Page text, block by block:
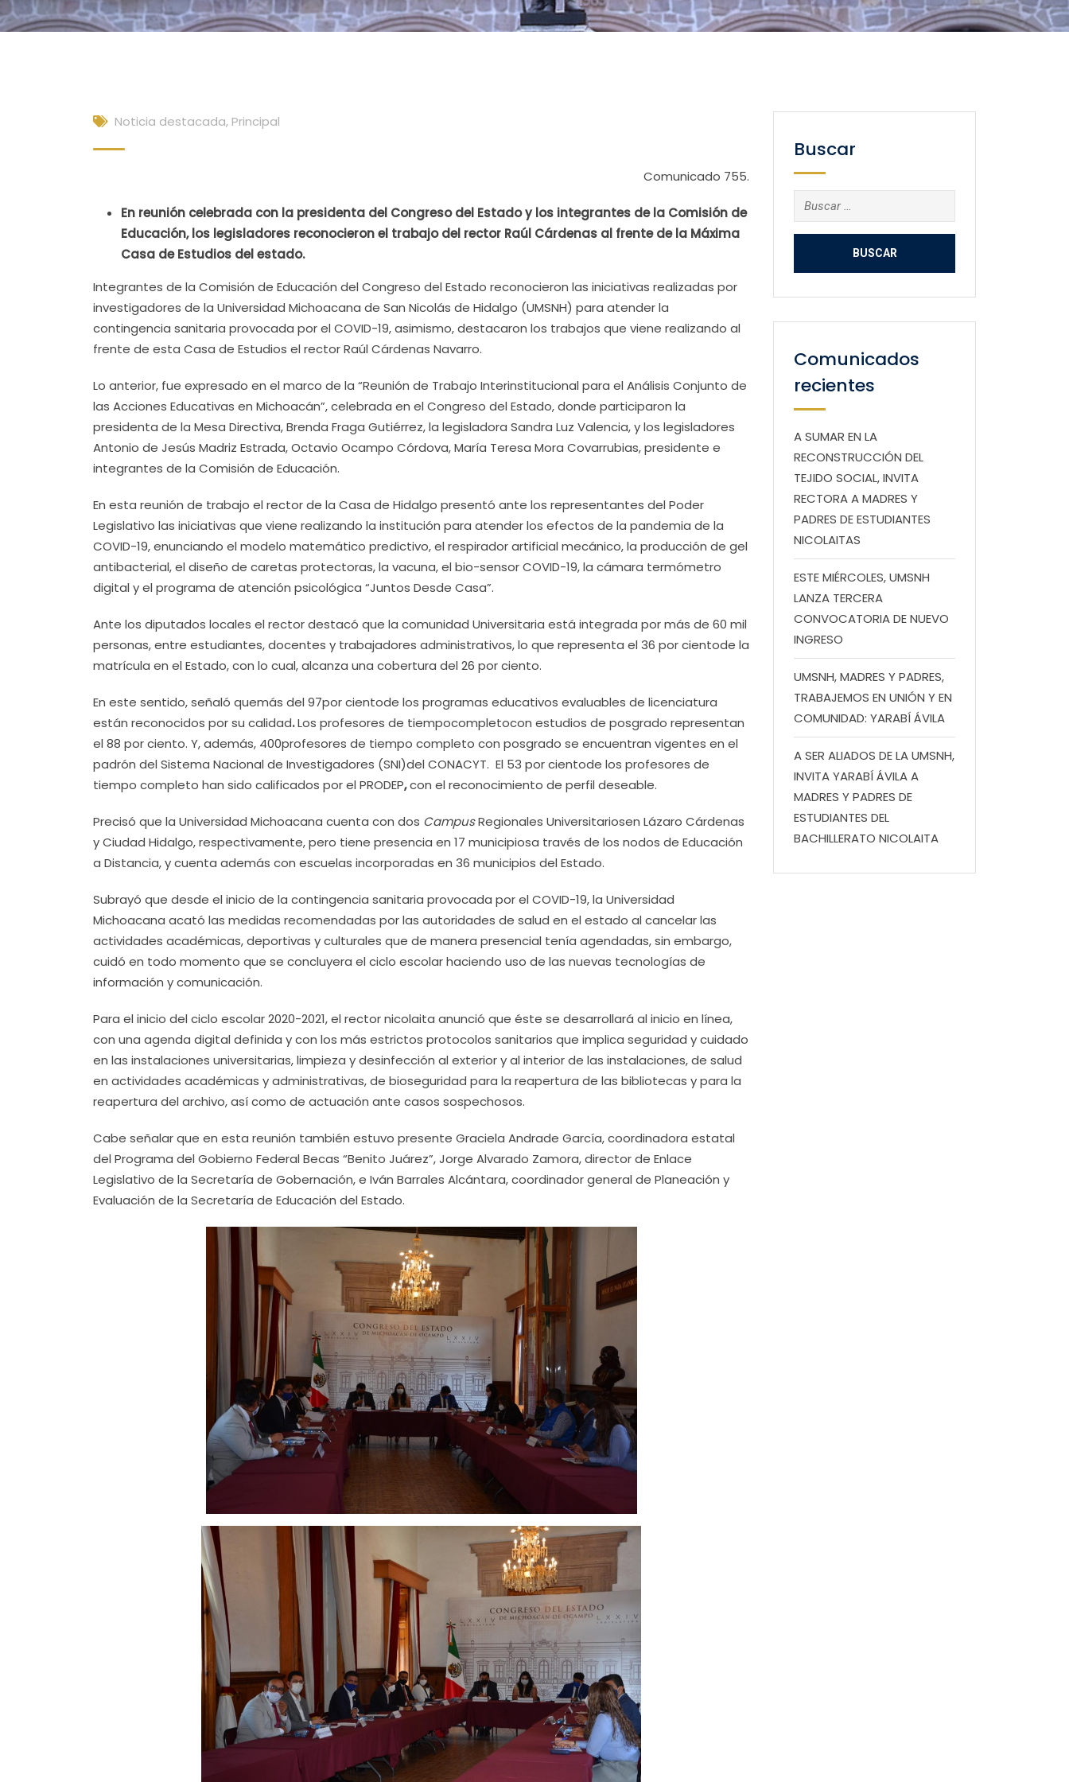
Noticia destacada, Principal
Comunicado 755.
En reunión celebrada con la presidenta del Congreso del Estado y los integrantes de la Comisión de
Educación, los legisladores reconocieron el trabajo del rector Raúl Cárdenas al frente de la Máxima
Casa de Estudios del estado.
Integrantes de la Comisión de Educación del Congreso del Estado reconocieron las iniciativas realizadas por
investigadores de la Universidad Michoacana de San Nicolás de Hidalgo (UMSNH) para atender la
contingencia sanitaria provocada por el COVID-19, asimismo, destacaron los trabajos que viene realizando al
frente de esta Casa de Estudios el rector Raúl Cárdenas Navarro.
Lo anterior, fue expresado en el marco de la “Reunión de Trabajo Interinstitucional para el Análisis Conjunto de
las Acciones Educativas en Michoacán”, celebrada en el Congreso del Estado, donde participaron la
presidenta de la Mesa Directiva, Brenda Fraga Gutiérrez, la legisladora Sandra Luz Valencia, y los legisladores
Antonio de Jesús Madriz Estrada, Octavio Ocampo Córdova, María Teresa Mora Covarrubias, presidente e
integrantes de la Comisión de Educación.
En esta reunión de trabajo el rector de la Casa de Hidalgo presentó ante los representantes del Poder
Legislativo las iniciativas que viene realizando la institución para atender los efectos de la pandemia de la
COVID-19, enunciando el modelo matemático predictivo, el respirador artificial mecánico, la producción de gel
antibacterial, el diseño de caretas protectoras, la vacuna, el bio-sensor COVID-19, la cámara termómetro
digital y el programa de atención psicológica “Juntos Desde Casa”.
Ante los diputados locales el rector destacó que la comunidad Universitaria está integrada por más de 60 mil
personas, entre estudiantes, docentes y trabajadores administrativos, lo que representa el 36 por cientode la
matrícula en el Estado, con lo cual, alcanza una cobertura del 26 por ciento.
En este sentido, señaló quemás del 97por cientode los programas educativos evaluables de licenciatura
están reconocidos por su calidad.Los profesores de tiempocompletocon estudios de posgrado representan
el 88 por ciento. Y, además, 400profesores de tiempo completo con posgrado se encuentran vigentes en el
padrón del Sistema Nacional de Investigadores (SNI)del CONACYT. El 53 por cientode los profesores de
tiempo completo han sido calificados por el PRODEP,con el reconocimiento de perfil deseable.
Precisó que la Universidad Michoacana cuenta con dos CampusRegionales Universitariosen Lázaro Cárdenas
y Ciudad Hidalgo, respectivamente, pero tiene presencia en 17 municipiosa través de los nodos de Educación
a Distancia, y cuenta además con escuelas incorporadas en 36 municipios del Estado.
Subrayó que desde el inicio de la contingencia sanitaria provocada por el COVID-19, la Universidad
Michoacana acató las medidas recomendadas por las autoridades de salud en el estado al cancelar las
actividades académicas, deportivas y culturales que de manera presencial tenía agendadas, sin embargo,
cuidó en todo momento que se concluyera el ciclo escolar haciendo uso de las nuevas tecnologías de
información y comunicación.
Para el inicio del ciclo escolar 2020-2021, el rector nicolaita anunció que éste se desarrollará al inicio en línea,
con una agenda digital definida y con los más estrictos protocolos sanitarios que implica seguridad y cuidado
en las instalaciones universitarias, limpieza y desinfección al exterior y al interior de las instalaciones, de salud
en actividades académicas y administrativas, de bioseguridad para la reapertura de las bibliotecas y para la
reapertura del archivo, así como de actuación ante casos sospechosos.
Cabe señalar que en esta reunión también estuvo presente Graciela Andrade García, coordinadora estatal
del Programa del Gobierno Federal Becas “Benito Juárez”, Jorge Alvarado Zamora, director de Enlace
Legislativo de la Secretaría de Gobernación, e Iván Barrales Alcántara, coordinador general de Planeación y
Evaluación de la Secretaría de Educación del Estado.
Buscar
Buscar:
Comunicados
recientes
A SUMAR EN LA
RECONSTRUCCIÓN DEL
TEJIDO SOCIAL, INVITA
RECTORA A MADRES Y
PADRES DE ESTUDIANTES
NICOLAITAS
ESTE MIÉRCOLES, UMSNH
LANZA TERCERA
CONVOCATORIA DE NUEVO
INGRESO
UMSNH, MADRES Y PADRES,
TRABAJEMOS EN UNIÓN Y EN
COMUNIDAD: YARABÍ ÁVILA
A SER ALIADOS DE LA UMSNH,
INVITA YARABÍ ÁVILA A
MADRES Y PADRES DE
ESTUDIANTES DEL
BACHILLERATO NICOLAITA